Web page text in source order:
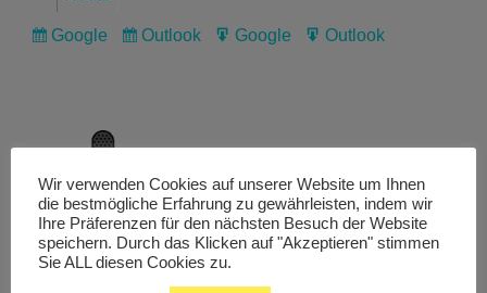
Subscribe
Google
Subscribe
Outlook
Export
Google
Export
Outlook
Livestream
Studiochat
Wir verwenden Cookies auf unserer Website um Ihnen
die bestmögliche Erfahrung zu gewährleisten, indem wir
Ihre Präferenzen für den nächsten Besuch der Website
speichern. Durch das Klicken auf "Akzeptieren" stimmen
Sie ALL diesen Cookies zu.